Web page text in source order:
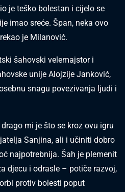
je teško bolestan i cijelo se
imao sreće. Špan, neka ovo
je Milanović.
šahovski velemajstor i
unije Alojzije Janković,
snagu povezivanja ljudi i
mi je što se kroz ovu igru
Sanjina, ali i učiniti dobro
najpotrebnija. Šah je plemenit
djecu i odrasle – potiče razvoj,
protiv bolesti poput